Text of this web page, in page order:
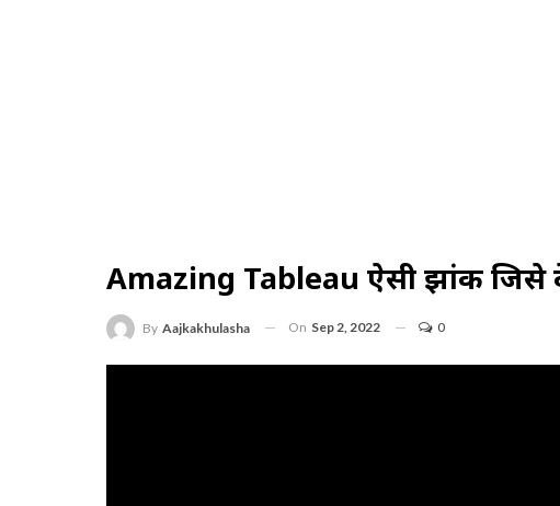
Amazing Tableau ऐसी झांकी
By Aajkakhulasha On Sep 2, 2022 0